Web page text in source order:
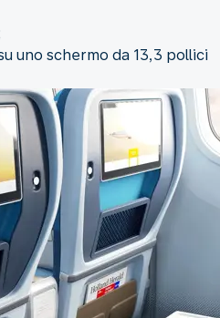
uno schermo da 13,3 pollici